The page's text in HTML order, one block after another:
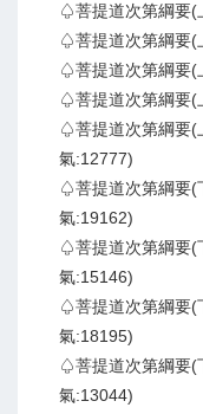
♤菩提道次第綱要(
♤菩提道次第綱要(
♤菩提道次第綱要(
♤菩提道次第綱要(
♤菩提道次第綱要(
氣:12777)
♤菩提道次第綱要(
氣:19162)
♤菩提道次第綱要(
氣:15146)
♤菩提道次第綱要(
氣:18195)
♤菩提道次第綱要(
氣:13044)